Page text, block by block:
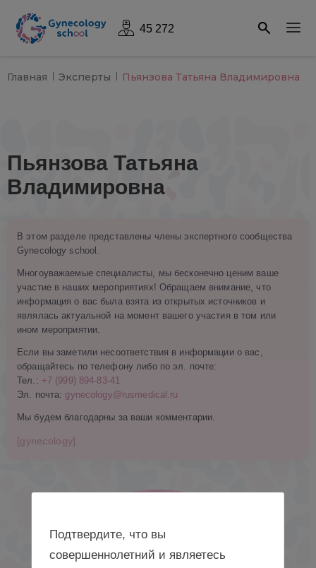
45 272
Главная Эксперты Пьянзова Татьяна Владимировна
Пьянзова Татьяна
Владимировна
В этом разделе представлены члены экспертного сообщества
Gynecology school.
Многоуважаемые специалисты, мы бесконечно ценим ваше
участие в наших мероприятиях! Обращаем внимание, что
информация о вас была взята из открытых источников и
являлась актуальной на момент вашего участия в том или
ином мероприятии.
Если вы заметили несоответствия в информации о вас,
обращайтесь по телефону либо по эл. почте:
Тел.: +7 (999) 894-83-41
Эл. почта: gynecology@rusmedical.ru
Мы будем благодарны за ваши комментарии.
[gynecology]
Подтвердите, что вы
совершеннолетний и являетесь